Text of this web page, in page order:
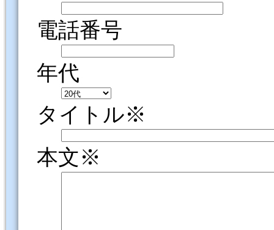
電話番号
年代
タイトル※
本文※